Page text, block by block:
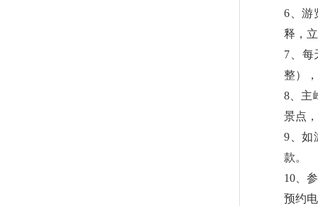
6、游
释，
7、每
整）
8、主
景点
9、如
款。
10、
预约